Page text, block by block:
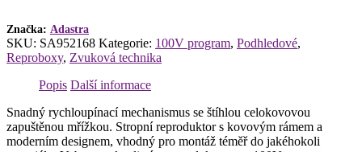
bílý
množství
Značka: Adastra
SKU: SA952168 Kategorie: 100V program, Podhledové,
Reproboxy, Zvuková technika
Popis Další informace
Snadný rychloupínací mechanismus se štíhlou celokovovou
zapuštěnou mřížkou. Stropní reproduktor s kovovým rámem a
moderním designem, vhodný pro montáž téměř do jakéhokoli